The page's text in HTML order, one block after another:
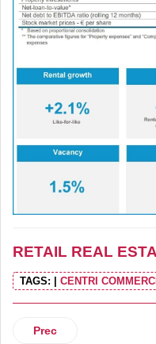
RETAIL REAL
TAGS: CENTRI
Articolo precedente:
Prec